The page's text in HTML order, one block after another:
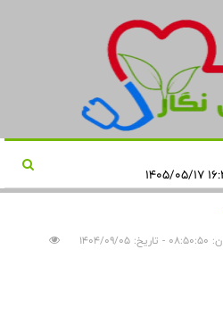
۱۴۰۴/۰۹/۰۵